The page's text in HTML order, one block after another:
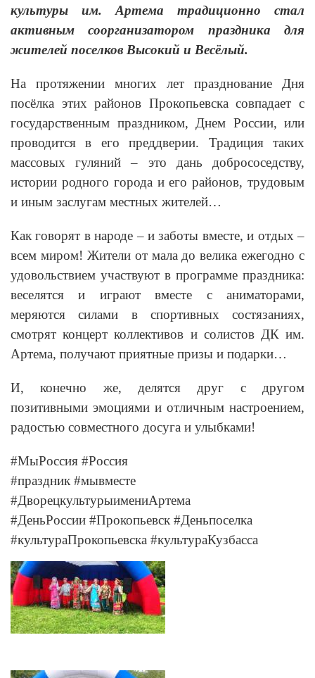
культуры им. Артема традиционно стал
активным соорганизатором праздника для
жителей поселков Высокий и Весёлый.
На протяжении многих лет празднование Дня
посёлка этих районов Прокопьевска совпадает с
государственным праздником, Днем России, или
проводится в его преддверии. Традиция таких
массовых гуляний – это дань добрососедству,
истории родного города и его районов, трудовым
и иным заслугам местных жителей…
Как говорят в народе – и заботы вместе, и отдых –
всем миром! Жители от мала до велика ежегодно с
удовольствием участвуют в программе праздника:
веселятся и играют вместе с аниматорами,
меряются силами в спортивных состязаниях,
смотрят концерт коллективов и солистов ДК им.
Артема, получают приятные призы и подарки…
И, конечно же, делятся друг с другом
позитивными эмоциями и отличным настроением,
радостью совместного досуга и улыбками!
#МыРоссия #Россия
#праздник #мывместе
#ДворецкультурыимениАртема
#ДеньРоссии #Прокопьевск #Деньпоселка
#культураПрокопьевска #культураКузбасса